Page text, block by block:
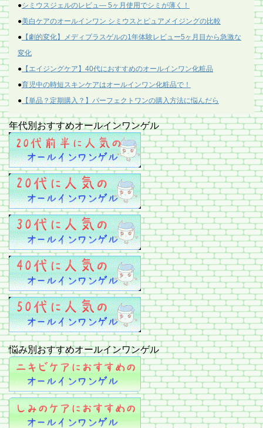
●シミウスジェルのレビュ― 5ヶ月使用でシミが薄く！
●美白ケアのオールインワン シミウスとピュアメイジングの比較
● 【劇的変化】メディプラスゲルの1年体験レビュー5ヶ月目から急激な
変化
● 【エイジングケア】40代におすすめのオールインワン化粧品
●育児中の時短スキンケアはオールインワン化粧品で！
● 【単品？定期購入？】パーフェクトワンの購入方法に悩んだら
年代別おすすめオールインワンゲル
悩み別おすすめオールインワンゲル